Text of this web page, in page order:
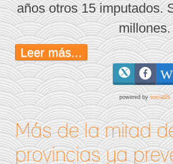
años otros 15 imputados.
millones.
Leer más...
powered bysocial2s
Más de la mitad
provincias ya